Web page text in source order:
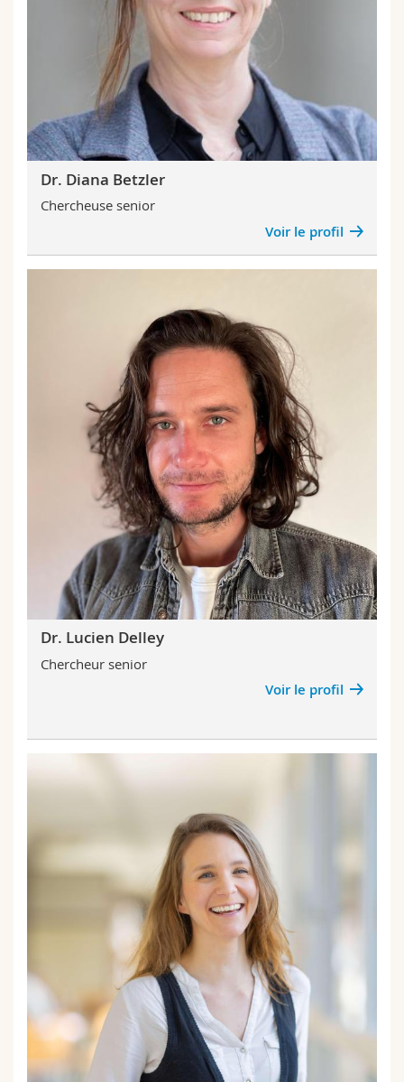
Sciences et médecine
Interfacultaire
Collaborateurs
Programme des cours
MyUnifr
Dr. Diana Betzler
Chercheuse senior
Voir le profil
Dr. Lucien Delley
Chercheur senior
Voir le profil